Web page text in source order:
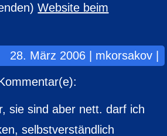
Website beim
28. März 2006 | mkorsakov |
sie sind aber nett. darf ich
selbstverständlich